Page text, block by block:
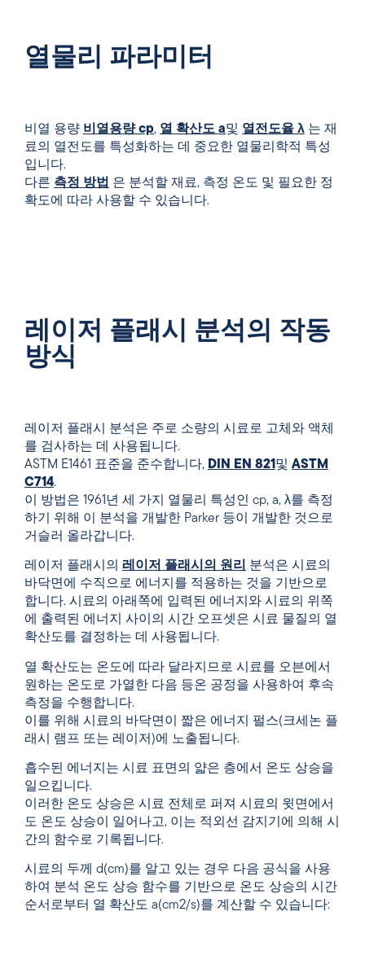
열물리 파라미터
비열 용량 비열용량 cp, 열 확산도 a및 열전도율 λ 는 재
료의 열전도를 특성화하는 데 중요한 열물리학적 특성
입니다.
다른 측정 방법 은 분석할 재료, 측정 온도 및 필요한 정
확도에 따라 사용할 수 있습니다.
레이저 플래시 분석의 작동
방식
레이저 플래시 분석은 주로 소량의 시료로 고체와 액체
를 검사하는 데 사용됩니다.
ASTM E1461 표준을 준수합니다, DIN EN 821 및 ASTM
C714.
이 방법은 1961년 세 가지 열물리 특성인 cp, a, λ를 측정
하기 위해 이 분석을 개발한 Parker 등이 개발한 것으로
거슬러 올라갑니다.
레이저 플래시의 레이저 플래시의 원리 분석은 시료의
바닥면에 수직으로 에너지를 적용하는 것을 기반으로
합니다. 시료의 아래쪽에 입력된 에너지와 시료의 위쪽
에 출력된 에너지 사이의 시간 오프셋은 시료 물질의 열
확산도를 결정하는 데 사용됩니다.
열 확산도는 온도에 따라 달라지므로 시료를 오븐에서
원하는 온도로 가열한 다음 등온 공정을 사용하여 후속
측정을 수행합니다.
이를 위해 시료의 바닥면이 짧은 에너지 펄스(크세논 플
래시 램프 또는 레이저)에 노출됩니다.
흡수된 에너지는 시료 표면의 얇은 층에서 온도 상승을
일으킵니다.
이러한 온도 상승은 시료 전체로 퍼져 시료의 윗면에서
도 온도 상승이 일어나고, 이는 적외선 감지기에 의해 시
간의 함수로 기록됩니다.
시료의 두께 d(cm)를 알고 있는 경우 다음 공식을 사용
하여 분석 온도 상승 함수를 기반으로 온도 상승의 시간
순서로부터 열 확산도 a(cm2/s)를 계산할 수 있습니다: